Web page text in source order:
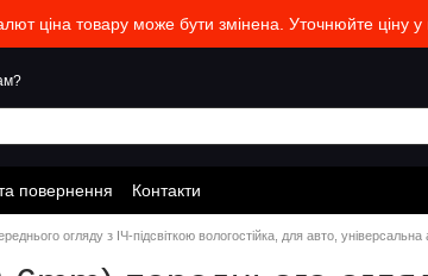
ціна товару може бути змінена. Уточнюйте ціну
повернення Контакти
огляду з ІЧ-підсвіткою вологостійка, для авто,